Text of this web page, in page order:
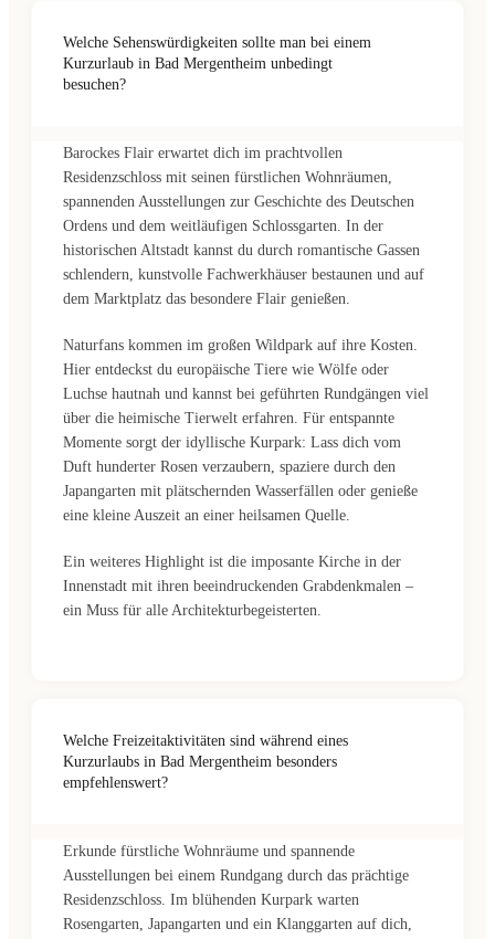
Welche Sehenswürdigkeiten sollte man bei einem
Kurzurlaub in Bad Mergentheim unbedingt
besuchen?
Barockes Flair erwartet dich im prachtvollen
Residenzschloss mit seinen fürstlichen Wohnräumen,
spannenden Ausstellungen zur Geschichte des Deutschen
Ordens und dem weitläufigen Schlossgarten. In der
historischen Altstadt kannst du durch romantische Gassen
schlendern, kunstvolle Fachwerkhäuser bestaunen und auf
dem Marktplatz das besondere Flair genießen.
Naturfans kommen im großen Wildpark auf ihre Kosten.
Hier entdeckst du europäische Tiere wie Wölfe oder
Luchse hautnah und kannst bei geführten Rundgängen viel
über die heimische Tierwelt erfahren. Für entspannte
Momente sorgt der idyllische Kurpark: Lass dich vom
Duft hunderter Rosen verzaubern, spaziere durch den
Japangarten mit plätschernden Wasserfällen oder genieße
eine kleine Auszeit an einer heilsamen Quelle.
Ein weiteres Highlight ist die imposante Kirche in der
Innenstadt mit ihren beeindruckenden Grabdenkmalen –
ein Muss für alle Architekturbegeisterten.
Welche Freizeitaktivitäten sind während eines
Kurzurlaubs in Bad Mergentheim besonders
empfehlenswert?
Erkunde fürstliche Wohnräume und spannende
Ausstellungen bei einem Rundgang durch das prächtige
Residenzschloss. Im blühenden Kurpark warten
Rosengarten, Japangarten und ein Klanggarten auf dich,